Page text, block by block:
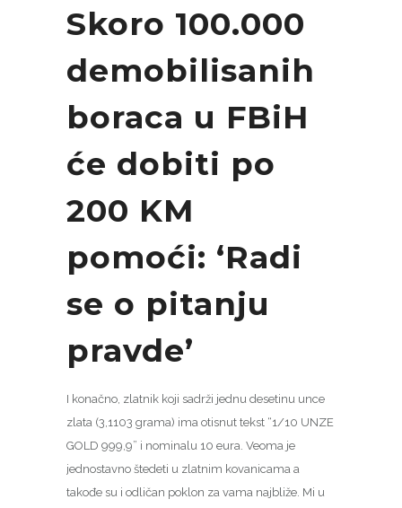
Skoro 100.000
demobilisanih
boraca u FBiH
će dobiti po
200 KM
pomoći: ‘Radi
se o pitanju
pravde’
I konačno, zlatnik koji sadrži jednu desetinu unce
zlata (3,1103 grama) ima otisnut tekst “1/10 UNZE
GOLD 999,9” i nominalu 10 eura. Veoma je
jednostavno štedeti u zlatnim kovanicama a
takođe su i odličan poklon za vama najbliže. Mi u